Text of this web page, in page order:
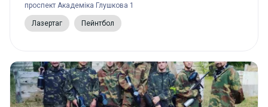
проспект Академіка Глушкова 1
Лазертаг Пейнтбол